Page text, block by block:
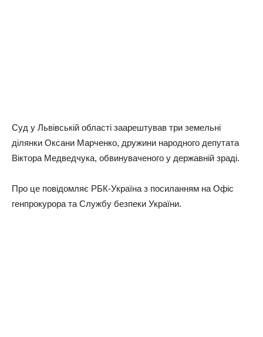
Суд у Львівській області заарештував три земельні
ділянки Оксани Марченко, дружини народного депутата
Віктора Медведчука, обвинуваченого у державній зраді.
Про це повідомляє РБК-Україна з посиланням на Офіс
генпрокурора та Службу безпеки України.